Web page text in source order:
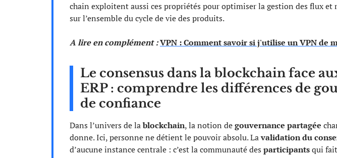
chain exploitent aussi ces propriétés pour optimiser la gestion des flux et
sur l’ensemble du cycle de vie des produits.
A lire en complément :VPN : Comment savoir si j'utilise un VPN de
Le consensus dans la blockchain face
ERP : comprendre les différences de
de confiance
Dans l’univers de lablockchain, la notion degouvernance partagée
donne. Ici, personne ne détient le pouvoir absolu. Lavalidation du
d’aucune instance centrale : c’est la communauté des participantsqui